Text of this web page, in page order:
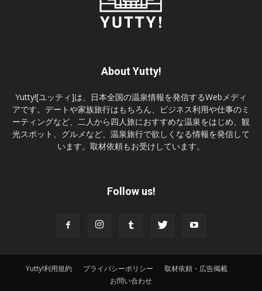
About Yutty!
Yutty![ユッティ]は、日本全国の温泉情報を発信するWebメディ
アです。デートや家族旅行はもちろん、ビジネス利用や仕事のミ
ーティングなど、二人から四人旅におすすめな温泉をはじめ、観
光スポット、グルメなど、温泉旅行で欲しくなる情報を発信して
います。取材依頼もお受けしています。
Follow us!
Yutty!利用規約 プライバシーポリシー
取材依頼・広告掲載
お問い合わせ